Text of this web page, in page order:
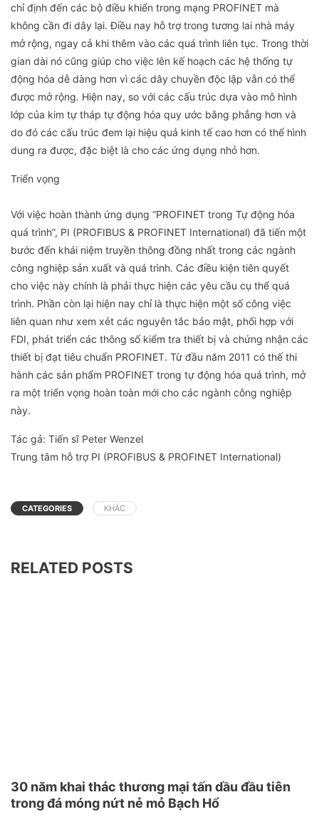
chỉ định đến các bộ điều khiển trong mạng PROFINET mà
không cần đi dây lại. Điều nay hỗ trợ trong tương lai nhà máy
mở rộng, ngay cả khi thêm vào các quá trình liên tục. Trong thời
gian dài nó cũng giúp cho việc lên kế hoạch các hệ thống tự
động hóa dễ dàng hơn vì các dây chuyền độc lập vẫn có thể
được mở rộng. Hiện nay, so với các cấu trúc dựa vào mô hình
lớp của kim tự tháp tự động hóa quy ước bằng phẳng hơn và
do đó các cấu trúc đem lại hiệu quả kinh tế cao hơn có thể hình
dung ra được, đặc biệt là cho các ứng dụng nhỏ hơn.
Triển vọng
Với việc hoàn thành ứng dụng “PROFINET trong Tự động hóa
quá trình”, PI (PROFIBUS & PROFINET International) đã tiến một
bước đến khái niệm truyền thông đồng nhất trong các ngành
công nghiệp sản xuất và quá trình. Các điều kiện tiên quyết
cho việc này chính là phải thực hiện các yêu cầu cụ thể quá
trình. Phần còn lại hiện nay chỉ là thực hiện một số công việc
liên quan như xem xét các nguyên tắc bảo mật, phối hợp với
FDI, phát triển các thông số kiểm tra thiết bị và chứng nhận các
thiết bị đạt tiêu chuẩn PROFINET. Từ đầu năm 2011 có thế thi
hành các sản phẩm PROFINET trong tự động hóa quá trình, mở
ra một triển vọng hoàn toàn mới cho các ngành công nghiệp
này.
Tác gả: Tiến sĩ Peter Wenzel
Trung tâm hỗ trợ PI (PROFIBUS & PROFINET International)
CATEGORIES KHÁC
RELATED POSTS
30 năm khai thác thương mại tấn dầu đầu tiên
trong đá móng nứt nẻ mỏ Bạch Hổ